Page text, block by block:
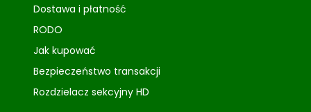
Dostawa i płatność
RODO
Jak kupować
Bezpieczeństwo transakcji
Rozdzielacz sekcyjny HD